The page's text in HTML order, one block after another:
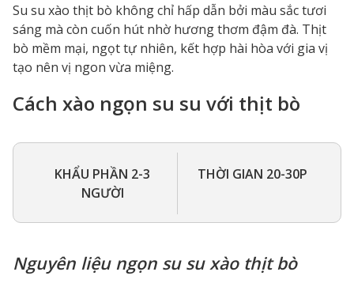
Su su xào thịt bò không chỉ hấp dẫn bởi màu sắc tươi
sáng mà còn cuốn hút nhờ hương thơm đậm đà. Thịt
bò mềm mại, ngọt tự nhiên, kết hợp hài hòa với gia vị
tạo nên vị ngon vừa miệng.
Cách xào ngọn su su với thịt bò
KHẨU PHẦN 2-3
NGƯỜI
THỜI GIAN 20-30P
Nguyên liệu ngọn su su xào thịt bò